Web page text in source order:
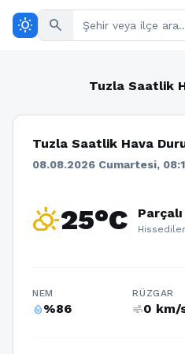
wb_sunny search
Tuzla Saatlik
Tuzla Saatlik Hava
08.08.2026 Cumartesi,
partly_cloudy_day25°C
NEM
humidity_percentage%86
RÜZGAR
air0 km/